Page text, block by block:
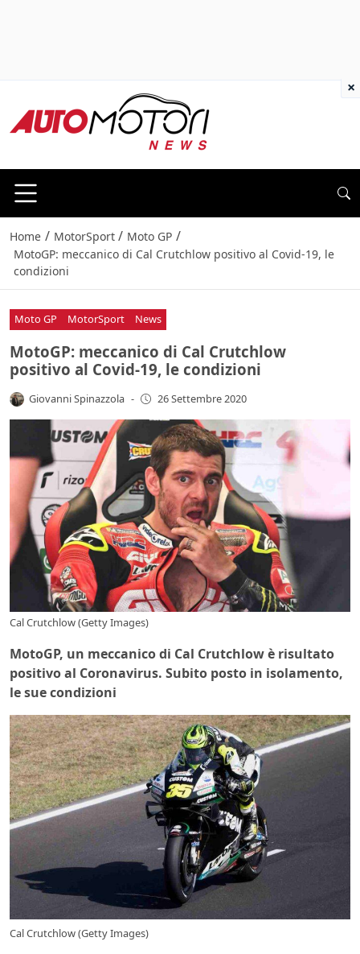
Home / MotorSport / Moto GP /
MotoGP: meccanico di Cal Crutchlow positivo al Covid-19, le
condizioni
Moto GP MotorSport News
MotoGP: meccanico di Cal Crutchlow
positivo al Covid-19, le condizioni
Giovanni Spinazzola - 26 Settembre 2020
Cal Crutchlow (Getty Images)
MotoGP, un meccanico di Cal Crutchlow è risultato
positivo al Coronavirus. Subito posto in isolamento,
le sue condizioni
Cal Crutchlow (Getty Images)
×